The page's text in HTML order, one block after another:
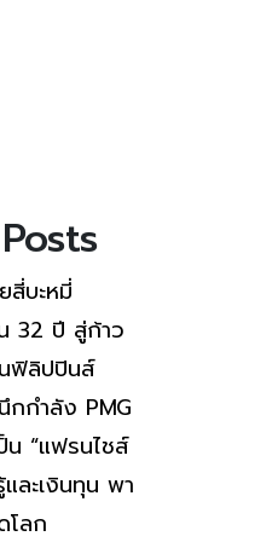
สี่บะหมี่
32 ปี สู่ก้าว
ฟิลิปปินส์
กกำลัง PMG
“แฟรนไชส์
ละเงินทุน พา
โลก